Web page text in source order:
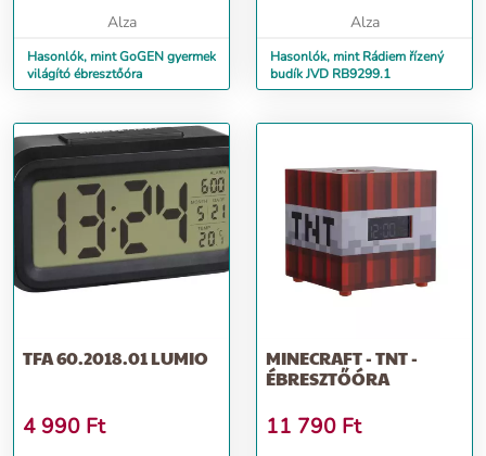
Alza
Hasonlók, mint GoGEN gyermek
világító ébresztőóra
Alza
Hasonlók, mint Rádiem řízený
budík JVD RB9299.1
TFA 60.2018.01 LUMIO
4 990 Ft
MINECRAFT - TNT -
ÉBRESZTŐÓRA
11 790 Ft